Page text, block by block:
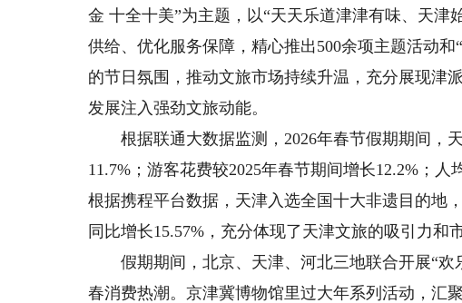
金 十全十美”为主题，以“天天乐道津津有味、天津
供给、优化服务保障，精心推出500余项主题活动
的节日氛围，推动文旅市场持续升温，充分展现津
发展注入强劲文旅动能。
根据联通大数据监测，2026年春节假期期间，
11.7%；游客花费较2025年春节期间增长12.2%；人
根据携程平台数据，天津入选全国十大非遗目的地
同比增长15.57%，充分体现了天津文旅的吸引力和
假期期间，北京、天津、河北三地联合开展“欢
春消费热潮。京津冀博物馆里过大年系列活动，汇